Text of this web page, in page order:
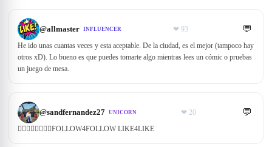
@allmaster INFLUENCER ❤ 93 💬
He ido unas cuantas veces y esta aceptable. De la ciudad, es el mejor (tampoco hay
otros xD). Lo bueno es que puedes tomarte algo mientras lees un cómic o pruebas
un juego de mesa.
@sandfernandez27 UNICORN ❤ 20 💬
👌🏼👌🏼👌🏼👌🏼FOLLOW4FOLLOW LIKE4LIKE